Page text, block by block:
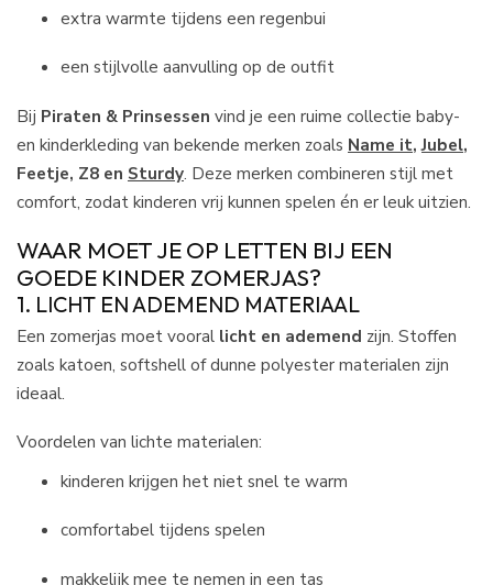
extra warmte tijdens een regenbui
een stijlvolle aanvulling op de outfit
Bij Piraten & Prinsessen vind je een ruime collectie baby-
en kinderkleding van bekende merken zoals Name it,Jubel,
Feetje, Z8 en Sturdy. Deze merken combineren stijl met
comfort, zodat kinderen vrij kunnen spelen én er leuk uitzien.
WAAR MOET JE OP LETTEN BIJ EEN
GOEDE KINDER ZOMERJAS?
1. LICHT EN ADEMEND MATERIAAL
Een zomerjas moet vooral licht en ademend zijn. Stoffen
zoals katoen, softshell of dunne polyester materialen zijn
ideaal.
Voordelen van lichte materialen:
kinderen krijgen het niet snel te warm
comfortabel tijdens spelen
makkelijk mee te nemen in een tas